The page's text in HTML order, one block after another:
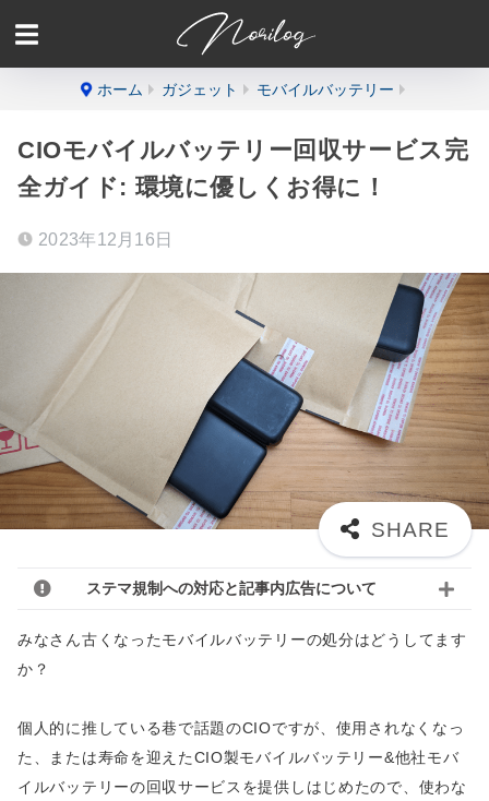
ホーム ガジェット モバイルバッテリー
CIOモバイルバッテリー回収サービス完
全ガイド: 環境に優しくお得に！
2023年12月16日
ステマ規制への対応と記事内広告について
みなさん古くなったモバイルバッテリーの処分はどうしてます
か？
個人的に推している巷で話題のCIOですが、使用されなくなっ
た、または寿命を迎えたCIO製モバイルバッテリー&他社モバ
イルバッテリーの回収サービスを提供しはじめたので、使わな